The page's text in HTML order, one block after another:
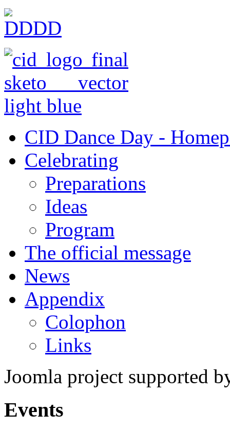
CID Dance Day -
Celebrating
Preparations
Ideas
Program
The official message
News
Appendix
Colophon
Links
Joomla project supported
Events